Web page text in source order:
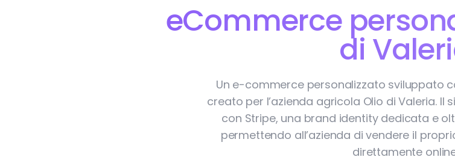
eCommerce
di
Un e-commerce personalizzato sviluppato
creato per l’azienda agricola Olio di Valeria.
con Stripe, una brand identity dedicata e
permettendo all’azienda di vendere il
direttamente